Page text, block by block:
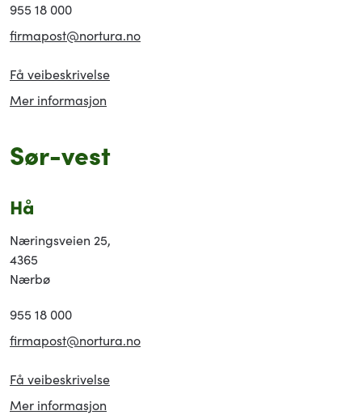
955 18 000
firmapost@nortura.no
Få veibeskrivelse
Mer informasjon
Sør-vest
Hå
Næringsveien 25,
4365
Nærbø
955 18 000
firmapost@nortura.no
Få veibeskrivelse
Mer informasjon